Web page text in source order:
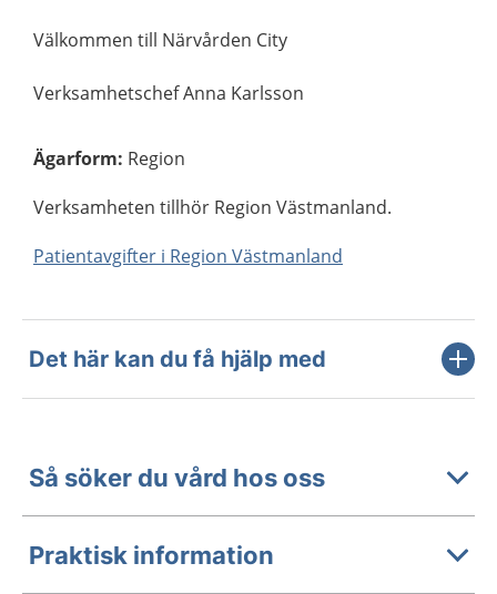
Välkommen till Närvården City
Verksamhetschef Anna Karlsson
Ägarform: Region
Verksamheten tillhör Region Västmanland.
Patientavgifter i Region Västmanland
Det här kan du få hjälp med
Så söker du vård hos oss
Praktisk information